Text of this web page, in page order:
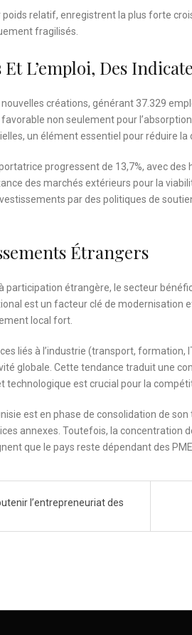
poids relatif, enregistrent la plus forte
fragilisés.
L’emploi, Des
nouvelles créations, générant 37.329
non seulement pour
un élément essentiel pour réduire
progressent de 13,7%, avec
des marchés extérieurs pour la
par des politiques de
Étrangers
participation étrangère, le secteur
est un facteur clé de modernisation
local fort.
liés à l’industrie (transport,
globale. Cette tendance traduit une
technologique est crucial pour la
est en phase de consolidation de
annexes. Toutefois, la concentration
que le pays reste dépendant des
l’entrepreneuriat des